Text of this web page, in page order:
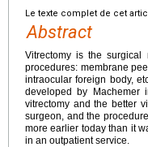
Le texte complet de cet
Abstract
Vitrectomy is the
procedures: membrane
intraocular foreign body,
developed by Machemer
vitrectomy and the better
surgeon, and the
more earlier today than it
in an outpatient service.